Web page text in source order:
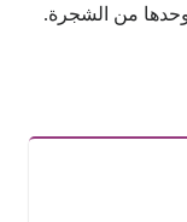
من الشجرة.